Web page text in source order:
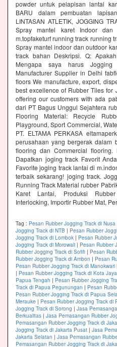
powder untuk pelapisan lantai
BARU dalam pembuatan
LINTASAN ATLETIK, JOGGING
Spray mantel karet Indoor dan
m.topfaketurf running track running
Spray mantel indoor dan outdoor
track bahan Deskripsi. Q:
Mengapa saya harus
Manufacturer Supplier in Delhi
floors We manufacture, export,
best excellence of Rubber Tiles for
offering our customers with ada
dari PT Bagus Unggul Sejahtera
Flooring Material: Recycle
Playground, Sport Commercial,
PT. ELTAMA PERKASA
perusahaan yang bergerak dalam
flooring dan Commercial
Dapatkan joging track Favorit
Favorite joging track lantai di
terbaik sekarang! joging track.
Running Track Material rubber
Karet Lantai, Produksi
Interlocking, Importir Rubber Mat,
Tag : Pesan Rubber Jogging Track di
Jogging Track di NTB | Pesan Rubber
Jogging Track di Lombok | Pesan Rubber
Jogging Track di Morowali | Pesan Rubber
Rubber Jogging Track di Sofifi | Pesan
Rubber Jogging Track di Ambon | Pesan
Pesan Rubber Jogging Track di Manokwari
| Pesan Rubber Jogging Track di Kota
Papua Tengah | Pesan Rubber Jogging
Track di Papua Pegunungan | Pesan
Pesan Rubber Jogging Track di Papua
Merauke | Pesan Rubber Jogging Track di
Jogging Track di Sorong | Jasa
Berkualitas | Jasa Pemasangan Rubber
Pemasangan Rubber Jogging Track di
Jogging Track di Jakarta Pusat | Jasa
Jakarta Selatan | Jasa Pemasangan
Pemasangan Rubber Jogging Track di